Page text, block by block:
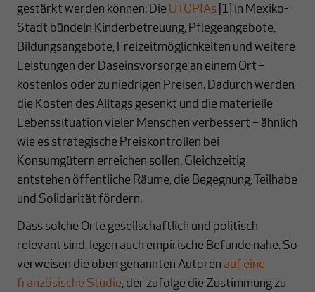
gestärkt werden können: Die UTOPIAs [1] in Mexiko-
Stadt bündeln Kinderbetreuung, Pflegeangebote,
Bildungsangebote, Freizeitmöglichkeiten und weitere
Leistungen der Daseinsvorsorge an einem Ort –
kostenlos oder zu niedrigen Preisen. Dadurch werden
die Kosten des Alltags gesenkt und die materielle
Lebenssituation vieler Menschen verbessert – ähnlich
wie es strategische Preiskontrollen bei
Konsumgütern erreichen sollen. Gleichzeitig
entstehen öffentliche Räume, die Begegnung, Teilhabe
und Solidarität fördern.
Dass solche Orte gesellschaftlich und politisch
relevant sind, legen auch empirische Befunde nahe. So
verweisen die oben genannten Autoren auf eine
französische Studie, der zufolge die Zustimmung zu